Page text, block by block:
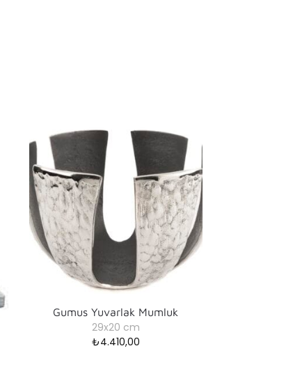
Gumus Yuvarlak Mumluk
29x20 cm
₺4.410,00